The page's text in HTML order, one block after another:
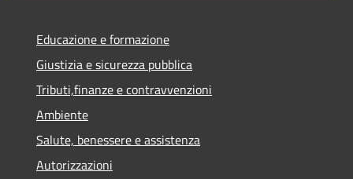
Educazione e formazione
Giustizia e sicurezza pubblica
Tributi,finanze e contravvenzioni
Ambiente
Salute, benessere e assistenza
Autorizzazioni